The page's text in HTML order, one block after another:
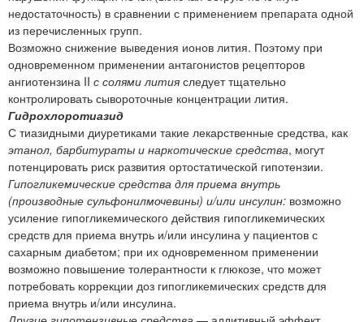
недостаточность) в сравнении с применением препарата одной
из перечисленных групп.
Возможно снижение выведения ионов лития. Поэтому при
одновременном применении антагонистов рецепторов
ангиотензина II с солями лития следует тщательно
контролировать сывороточные концентрации лития.
Гидрохлоротиазид
С тиазидными диуретиками такие лекарственные средства, как
этанол, барбитураты и наркотические средства, могут
потенцировать риск развития ортостатической гипотензии.
Гипогликемические средства для приема внутрь
(производные сульфонилмочевины) и/или инсулин: возможно
усиление гипогликемического действия гипогликемических
средств для приема внутрь и/или инсулина у пациентов с
сахарным диабетом; при их одновременном применении
возможно повышение толерантности к глюкозе, что может
потребовать коррекции доз гипогликемических средств для
приема внутрь и/или инсулина.